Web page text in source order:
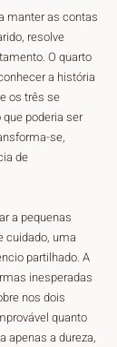
manter as contas
resolve
O quarto
a história
os três se
poderia ser
se,
de
a pequenas
cuidado, uma
partilhado. A
inesperadas
nos dois
quanto
apenas a dureza,